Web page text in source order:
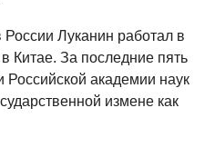
Луканин работал в
Китае. За последние пять
Российской академии наук
измене как